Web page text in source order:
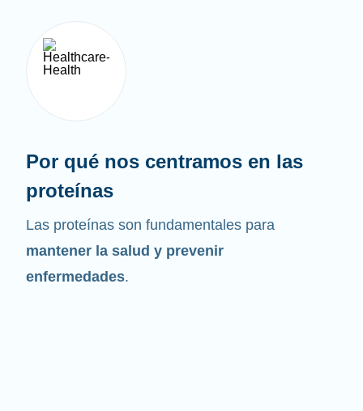
Por qué nos centramos en las
proteínas
Las proteínas son fundamentales para
mantener la salud y prevenir
enfermedades.